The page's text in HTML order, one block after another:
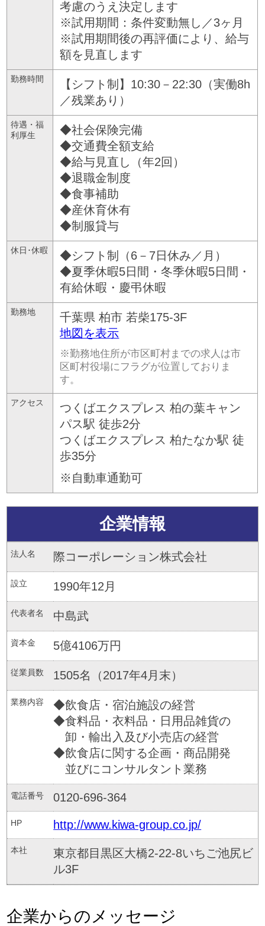
考慮のうえ決定します
※試用期間：条件変動無し／3ヶ月
※試用期間後の再評価により、給与
額を見直します
勤務時間
【シフト制】10:30－22:30（実働8h
／残業あり）
待遇・福
利厚生
◆社会保険完備
◆交通費全額支給
◆給与見直し（年2回）
◆退職金制度
◆食事補助
◆産休育休有
◆制服貸与
休日･休暇
◆シフト制（6－7日休み／月）
◆夏季休暇5日間・冬季休暇5日間・
有給休暇・慶弔休暇
勤務地 千葉県 柏市 若柴175-3F
地図を表示
※勤務地住所が市区町村までの求人は市
区町村役場にフラグが位置しておりま
す。
アクセス
つくばエクスプレス 柏の葉キャン
パス駅 徒歩2分
つくばエクスプレス 柏たなか駅 徒
歩35分
※自動車通勤可
企業情報
法人名 際コーポレーション株式会社
設立 1990年12月
代表者名 中島武
資本金 5億4106万円
従業員数 1505名（2017年4月末）
業務内容
◆飲食店・宿泊施設の経営
◆食料品・衣料品・日用品雑貨の
卸・輸出入及び小売店の経営
◆飲食店に関する企画・商品開発
並びにコンサルタント業務
電話番号 0120-696-364
HP http://www.kiwa-group.co.jp/
本社
東京都目黒区大橋2-22-8いちご池尻ビ
ル3F
企業からのメッセージ